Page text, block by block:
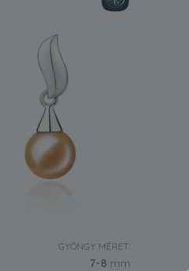
GYÖNGY MÉRET:
7-8 mm